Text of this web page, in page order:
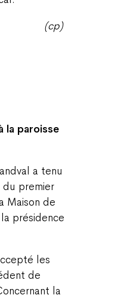
(cp)
la paroisse
a tenu
du premier
Maison de
présidence
les
de
la